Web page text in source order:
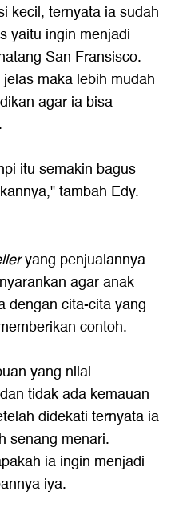
kecil, ternyata ia sudah
yaitu ingin menjadi
San Fransisco.
maka lebih mudah
agar ia bisa
itu semakin bagus
tambah Edy.
yang penjualannya
agar anak
dengan cita-cita yang
contoh.
yang nilai
tidak ada kemauan
didekati ternyata ia
senang menari.
ia ingin menjadi
iya.